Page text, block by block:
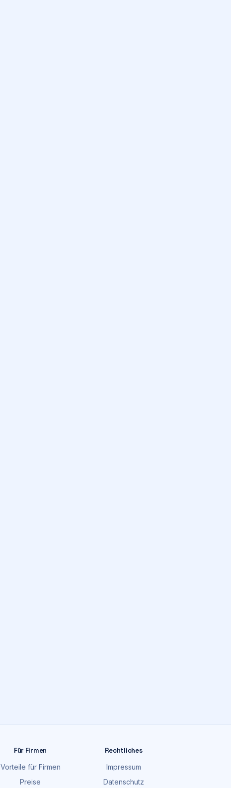
Für Firmen
Vorteile für Firmen
Preise
Rechtliches
Impressum
Datenschutz